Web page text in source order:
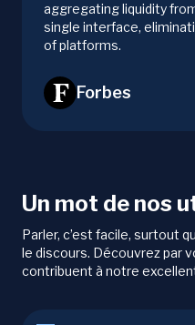
aggregating liquidity
single interface,
of platforms.
Forbes
Un mot de nos
Parler, c’est facile, surtout
le discours. Découvrez par
contribuent à notre